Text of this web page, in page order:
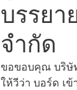
บรรย
จำกัด
ขอขอบคุณ บริษั
ให้วีว่า บอร์ด เ